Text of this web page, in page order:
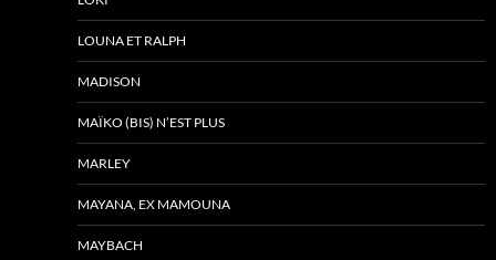
LOUNA ET RALPH
MADISON
MAÏKO (BIS) N’EST PLUS
MARLEY
MAYANA, EX MAMOUNA
MAYBACH